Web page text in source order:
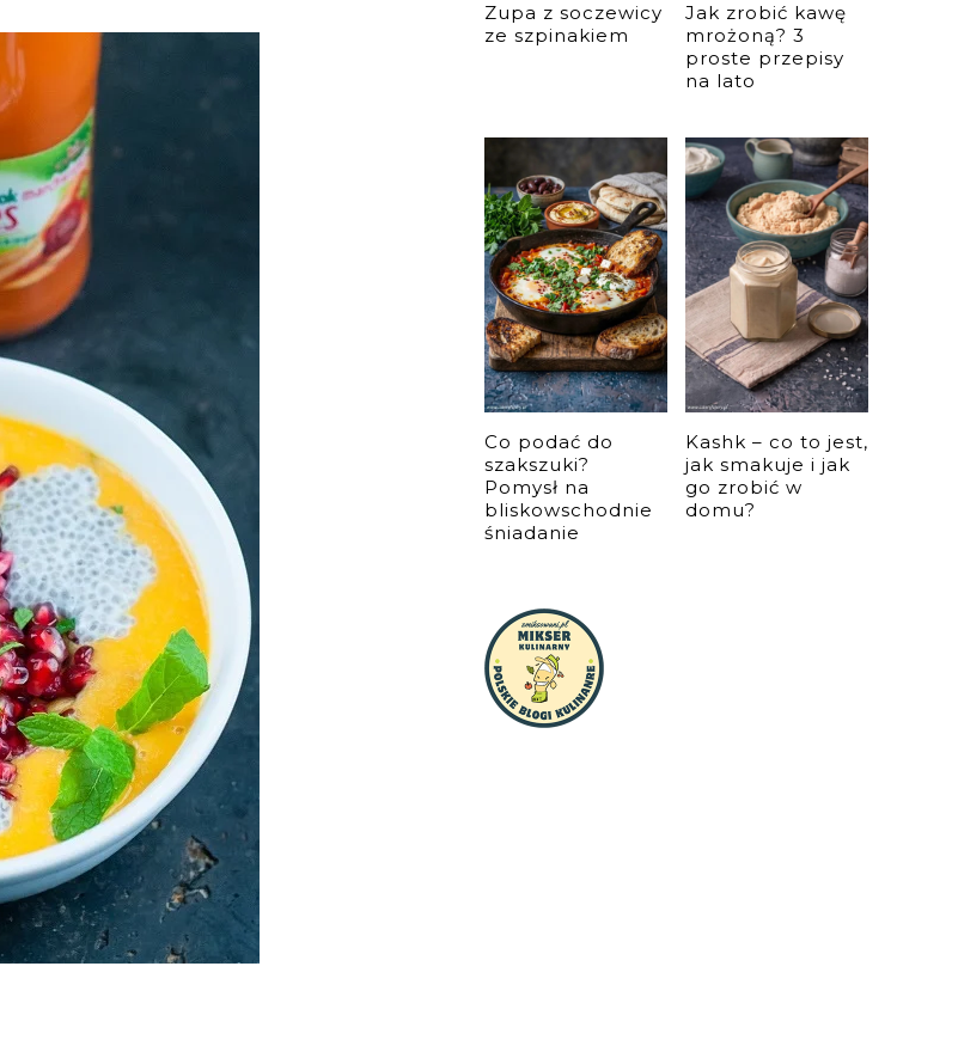
Zupa z soczewicy
ze szpinakiem
Jak zrobić kawę
mrożoną? 3
proste przepisy
na lato
Co podać do
szakszuki?
Pomysł na
bliskowschodnie
śniadanie
Kashk – co to jest,
jak smakuje i jak
go zrobić w
domu?